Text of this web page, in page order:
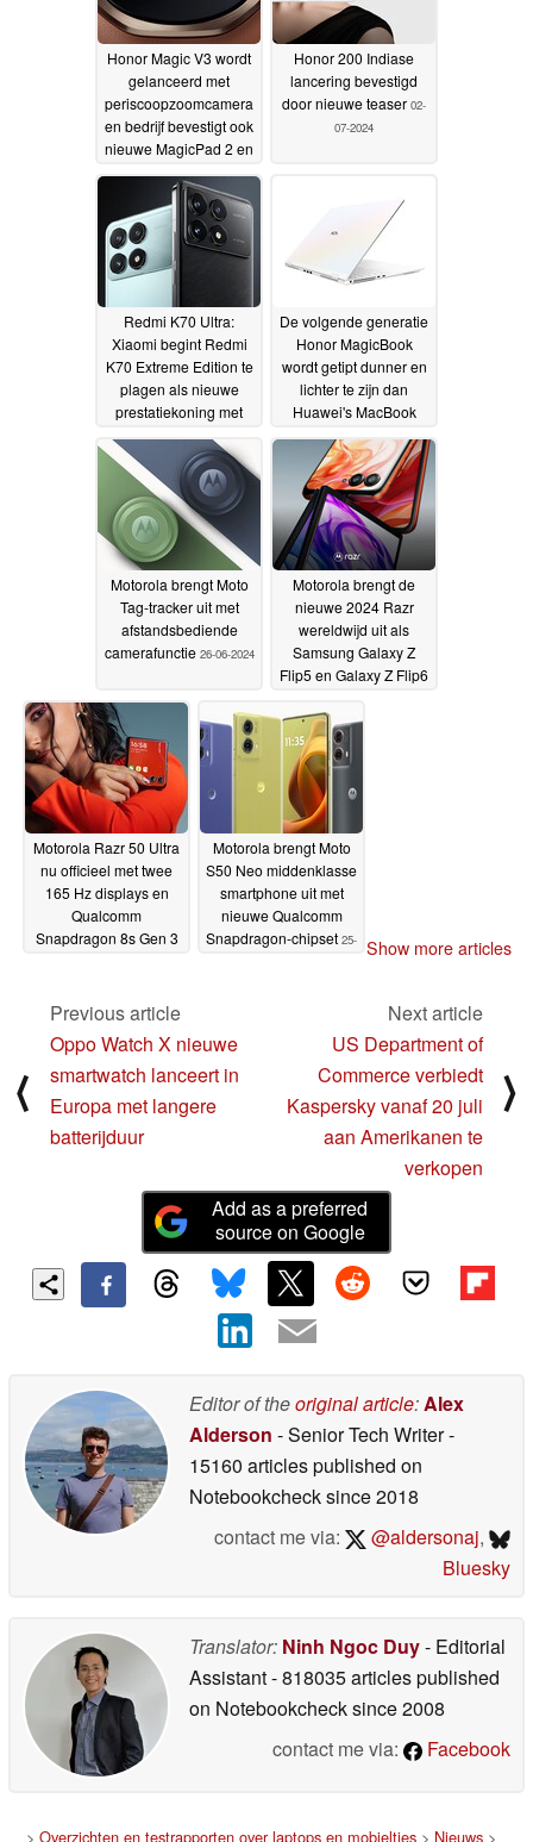
Honor Magic V3 wordt
gelanceerd met
periscoopzoomcamera
en bedrijf bevestigt ook
nieuwe MagicPad 2 en
details04-07-2024
Honor 200 Indiase
lancering bevestigd
door nieuwe teaser 02-
07-2024
Redmi K70 Ultra:
Xiaomi begint Redmi
K70 Extreme Edition te
plagen als nieuwe
prestatiekoning met
Plus 5G-gelijkende
functie
29-06-2024
De volgende generatie
Honor MagicBook
wordt getipt dunner en
lichter te zijn dan
Huawei's MacBook
27-06-2024
Motorola brengt Moto
Tag-tracker uit met
afstandsbediende
camerafunctie 26-06-2024
Motorola brengt de
nieuwe 2024 Razr
wereldwijd uit als
Samsung Galaxy Z
Flip5 en Galaxy Z Flip6
Motorola Razr 50 Ultra
nu officieel met twee
165 Hz displays en
Qualcomm
Snapdragon 8s Gen 3
Motorola brengt Moto
S50 Neo middenklasse
smartphone uit met
nieuwe Qualcomm
Snapdragon-chipset 25- Show more articles
⟨
Previous article
Oppo Watch X nieuwe
smartwatch lanceert in
Europa met langere
batterijduur
Next article
US Department of
Commerce verbiedt
Kaspersky vanaf 20 juli
aan Amerikanen te
verkopen
⟩
Add as a preferred
source on Google
Editor of theoriginal article:Alex
Alderson - Senior Tech Writer-
15160 articles published on
Notebookchecksince 2018
contact me via:
@aldersonaj,
Bluesky
Translator: Ninh Ngoc Duy- Editorial
Assistant- 818035 articles published
on Notebookchecksince 2008
contact me via:
Facebook
> Overzichten en testrapporten over laptops en mobieltjes> Nieuws>